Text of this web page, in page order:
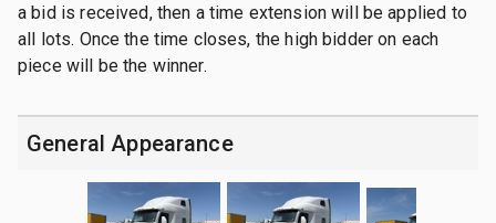
a bid is received, then a time extension will be applied to
all lots. Once the time closes, the high bidder on each
piece will be the winner.
General Appearance